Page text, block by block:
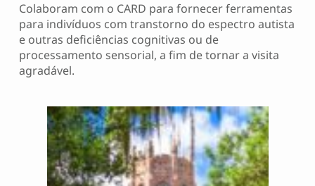
Colaboram com o CARD para fornecer ferramentas
para indivíduos com transtorno do espectro autista
e outras deficiências cognitivas ou de
processamento sensorial, a fim de tornar a visita
agradável.